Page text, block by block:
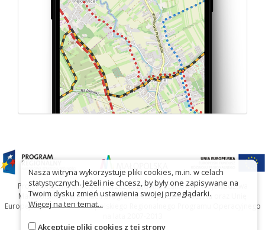
Projekt współfinansowany przez Urząd Marszałkowski Województwa
Małopolskiego w ramach programu Małopolska Gościnna oraz Unię
Europejską w ramach Małopolskiego Regionalnego Programu Operacyjnego
Nasza witryna wykorzystuje pliki cookies, m.in. w celach
statystycznych. Jeżeli nie chcesz, by były one zapisywane na
Twoim dysku zmień ustawienia swojej przeglądarki.
Więcej na ten temat...
Akceptuję pliki cookies z tej strony